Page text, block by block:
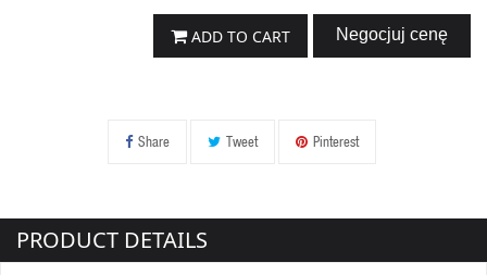
ADD TO CART Negocjuj cenę
Share Tweet Pinterest
PRODUCT DETAILS